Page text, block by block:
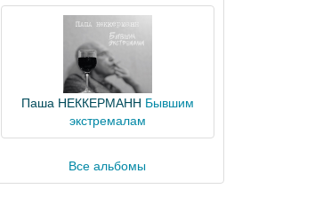
Паша НЕККЕРМАНН Бывшим
экстремалам
Все альбомы